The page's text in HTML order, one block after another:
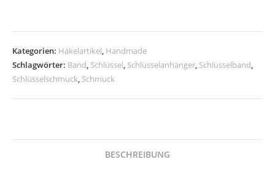
Kategorien: Häkelartikel, Handmade
Schlagwörter: Band, Schlüssel, Schlüsselanhänger, Schlüsselband,
Schlüsselschmuck, Schmuck
BESCHREIBUNG